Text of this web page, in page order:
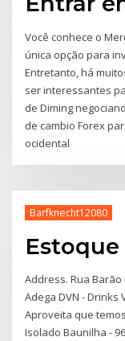
Você conhece o
única opção para
Entretanto, há
ser interessantes
de Diming
de cambio Forex
ocidental
Barfknecht12080
Address. Rua Barão
Adega DVN - Drinks
Aproveita que
Isolado Baunilha -